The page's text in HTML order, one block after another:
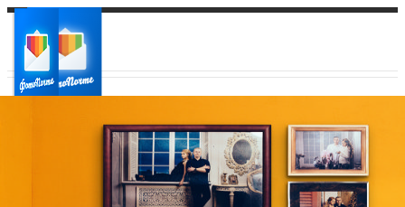
Ваш регион доставки